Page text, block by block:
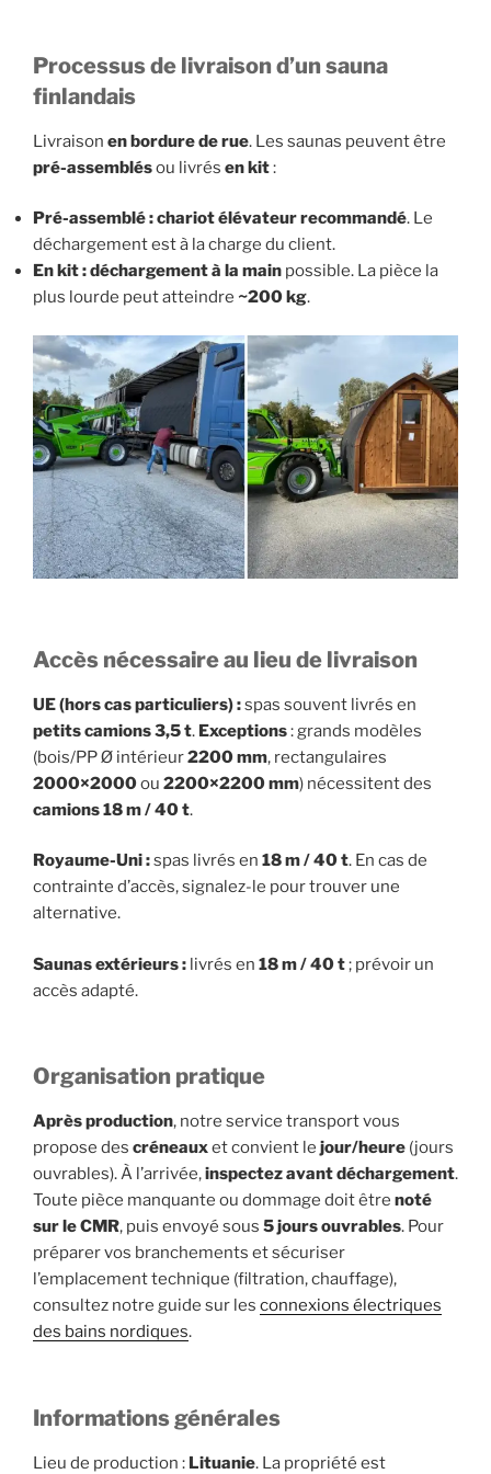
Processus de livraison d’un sauna
finlandais
Livraison en bordure de rue. Les saunas peuvent être
pré-assemblésou livrés en kit:
Pré-assemblé :chariot élévateur recommandé. Le
déchargement est à la charge du client.
En kit :déchargement à la main possible. La pièce la
plus lourde peut atteindre ~200 kg.
Accès nécessaire au lieu de livraison
UE (hors cas particuliers) :spas souvent livrés en
petits camions 3,5 t. Exceptions: grands modèles
(bois/PP Ø intérieur2200 mm, rectangulaires
2000×2000ou 2200×2200 mm) nécessitent des
camions 18 m / 40 t.
Royaume-Uni :spas livrés en 18 m / 40 t. En cas de
contrainte d’accès, signalez-le pour trouver une
alternative.
Saunas extérieurs : livrés en 18 m / 40 t; prévoir un
accès adapté.
Organisation pratique
Après production, notre service transport vous
propose des créneauxet convient le jour/heure (jours
ouvrables). À l’arrivée,inspectez avant déchargement.
Toute pièce manquante ou dommage doit être noté
sur le CMR, puis envoyé sous 5 jours ouvrables. Pour
préparer vos branchements et sécuriser
l’emplacement technique (filtration, chauffage),
consultez notre guide sur les connexions électriques
des bains nordiques.
Informations générales
Lieu de production : Lituanie. La propriété est